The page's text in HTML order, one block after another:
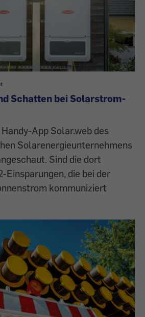
Schatten bei Solarstrom-
App Solar.web des
Solarenergieunternehmens
Sind die dort
Einsparungen, die bei der
kommuniziert